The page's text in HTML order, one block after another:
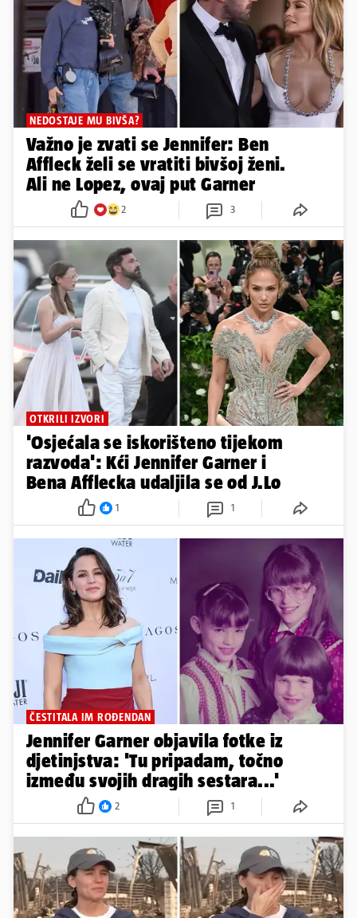
NEDOSTAJE MU BIVŠA?
Važno je zvati se Jennifer: Ben
Affleck želi se vratiti bivšoj ženi.
Ali ne Lopez, ovaj put Garner
2 3
OTKRILI IZVORI
'Osjećala se iskorišteno tijekom
razvoda': Kći Jennifer Garner i
Bena Afflecka udaljila se od J.Lo
1 1
ČESTITALA IM ROĐENDAN
Jennifer Garner objavila fotke iz
djetinjstva: 'Tu pripadam, točno
između svojih dragih sestara...'
2 1